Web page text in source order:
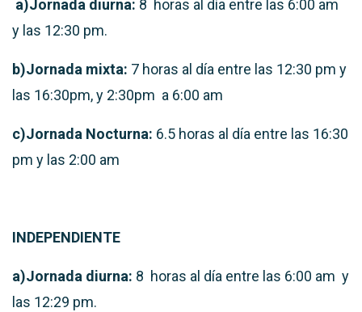
a)Jornada diurna: 8 horas al día entre las 6:00 am
y las 12:30 pm.
b)Jornada mixta: 7 horas al día entre las 12:30 pm y
las 16:30pm, y 2:30pm a 6:00 am
c)Jornada Nocturna: 6.5 horas al día entre las 16:30
pm y las 2:00 am
INDEPENDIENTE
a)Jornada diurna: 8 horas al día entre las 6:00 am y
las 12:29 pm.